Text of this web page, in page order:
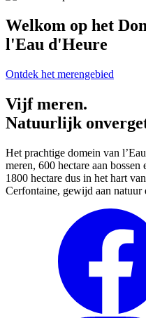
Welkom op het
l'Eau d'Heure
Ontdek het merengebied
Vijf meren.
Natuurlijk
Het prachtige domein van
meren, 600 hectare aan
1800 hectare dus in het hart
Cerfontaine, gewijd aan natuur